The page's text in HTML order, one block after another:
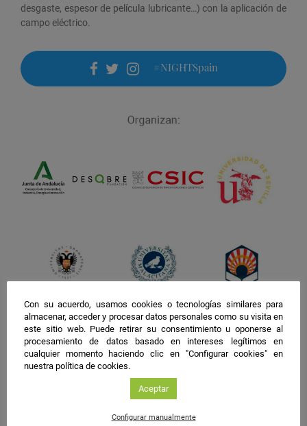
desgaste, espesor de película lubricante…) con la aplicación de
campo eléctrico.
facebook
twitter
instagram
#NIGHTSpain
Con su acuerdo, usamos cookies o tecnologías similares para
almacenar, acceder y procesar datos personales como su visita en
este sitio web. Puede retirar su consentimiento u oponerse al
procesamiento de datos basado en intereses legítimos en
cualquier momento haciendo clic en "Configurar cookies" en
nuestra política de cookies.
Aceptar
Configurar manualmente